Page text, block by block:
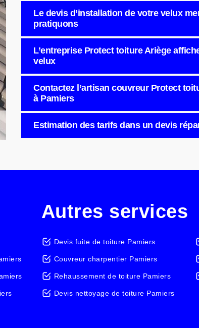
Le devis d’installation de votre velux
pratiquons
L’entreprise Protect toiture Ariège
velux
Contactez l’artisan couvreur Protect
à Pamiers
Estimation des tarifs dans un devis
Autres services
Devis fuite de toiture Pamiers
Couvreur charpentier Pamiers
Rehaussement de toiture Pamiers
Devis nettoyage de toiture Pamiers